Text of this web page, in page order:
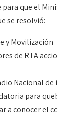
que el
se resolvió:
y Movilización
de RTA
Nacional
para
a conocer el